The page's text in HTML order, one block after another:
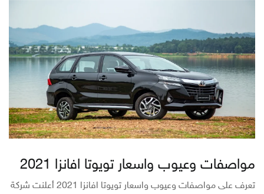
مواصفات وعيوب واسعار تويوتا افانزا 2021
تعرف على مواصفات وعيوب واسعار تويوتا افانزا 2021 أعلنت شركة